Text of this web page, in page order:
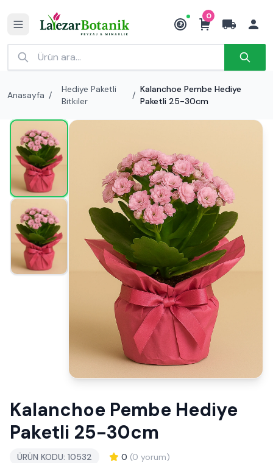
₺
0
Anasayfa /
Hediye Paketli
Bitkiler
/
Kalanchoe Pembe Hediye
Paketli 25-30cm
Kalanchoe Pembe Hediye
Paketli 25-30cm
ÜRÜN KODU: 10532 0 (0 yorum)